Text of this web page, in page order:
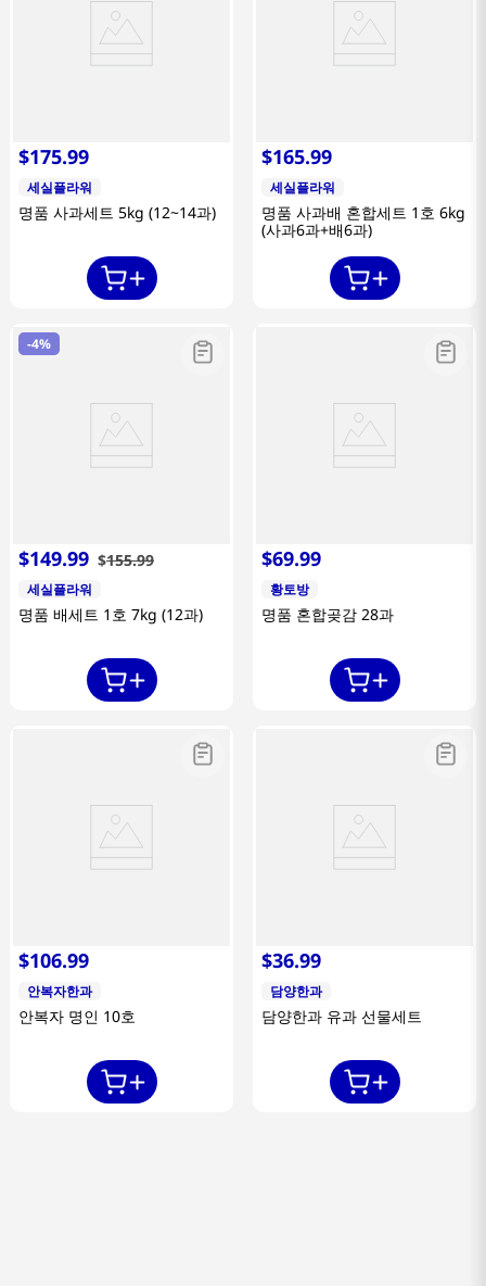
$175.99
세실플라워
명품 사과세트 5kg (12~14과)
$165.99
세실플라워
명품 사과배 혼합세트 1호 6kg
(사과6과+배6과)
-4%
$149.99 $155.99
세실플라워
명품 배세트 1호 7kg (12과)
$69.99
황토방
명품 혼합곶감 28과
$106.99
안복자한과
안복자 명인 10호
$36.99
담양한과
담양한과 유과 선물세트